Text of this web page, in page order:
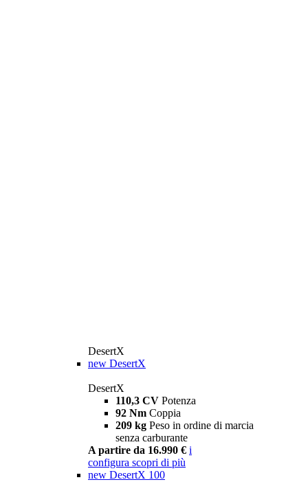
DesertX
new DesertX
DesertX
110,3 CV Potenza
92 Nm Coppia
209 kg Peso in ordine di marcia
senza carburante
A partire da 16.990 € i
configura scopri di più
new DesertX 100